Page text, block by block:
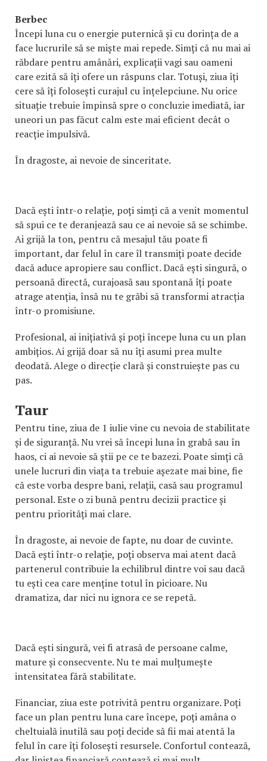
Berbec
Începi luna cu o energie puternică și cu dorința de a
face lucrurile să se miște mai repede. Simți că nu mai ai
răbdare pentru amânări, explicații vagi sau oameni
care ezită să îți ofere un răspuns clar. Totuși, ziua îți
cere să îți folosești curajul cu înțelepciune. Nu orice
situație trebuie împinsă spre o concluzie imediată, iar
uneori un pas făcut calm este mai eficient decât o
reacție impulsivă.
În dragoste, ai nevoie de sinceritate.
Dacă ești într-o relație, poți simți că a venit momentul
să spui ce te deranjează sau ce ai nevoie să se schimbe.
Ai grijă la ton, pentru că mesajul tău poate fi
important, dar felul în care îl transmiți poate decide
dacă aduce apropiere sau conflict. Dacă ești singură, o
persoană directă, curajoasă sau spontană îți poate
atrage atenția, însă nu te grăbi să transformi atracția
într-o promisiune.
Profesional, ai inițiativă și poți începe luna cu un plan
ambițios. Ai grijă doar să nu îți asumi prea multe
deodată. Alege o direcție clară și construiește pas cu
pas.
Taur
Pentru tine, ziua de 1 iulie vine cu nevoia de stabilitate
și de siguranță. Nu vrei să începi luna în grabă sau în
haos, ci ai nevoie să știi pe ce te bazezi. Poate simți că
unele lucruri din viața ta trebuie așezate mai bine, fie
că este vorba despre bani, relații, casă sau programul
personal. Este o zi bună pentru decizii practice și
pentru priorități mai clare.
În dragoste, ai nevoie de fapte, nu doar de cuvinte.
Dacă ești într-o relație, poți observa mai atent dacă
partenerul contribuie la echilibrul dintre voi sau dacă
tu ești cea care menține totul în picioare. Nu
dramatiza, dar nici nu ignora ce se repetă.
Dacă ești singură, vei fi atrasă de persoane calme,
mature și consecvente. Nu te mai mulțumește
intensitatea fără stabilitate.
Financiar, ziua este potrivită pentru organizare. Poți
face un plan pentru luna care începe, poți amâna o
cheltuială inutilă sau poți decide să fii mai atentă la
felul în care îți folosești resursele. Confortul contează,